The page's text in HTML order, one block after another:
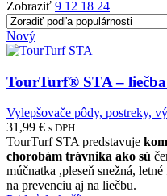
Zobraziť 9 12 18 24
Nový
TourTurf® STA –
Vylepšovače pôdy, postreky,
31,99 € s DPH
TourTurf STA predstavuje
chorobám trávnika ako sú
múčnatka ,pleseň snežná,
na prevenciu aj na liečbu.